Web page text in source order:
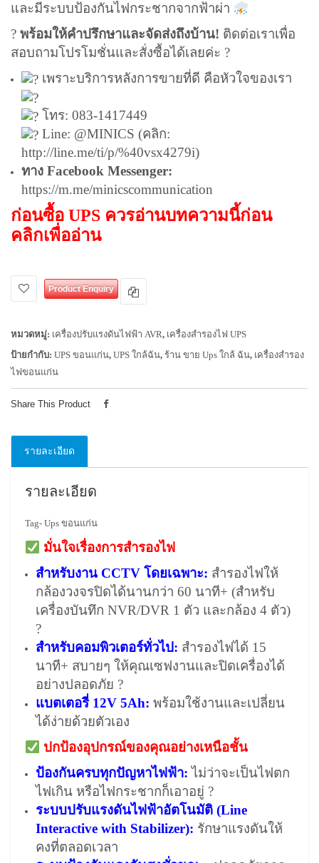
และมีระบบป้องกันไฟกระชากจากฟ้าผ่า
? พร้อมให้คำปรึกษาและจัดส่งถึงบ้าน! ติดต่อเราเพื่อ
สอบถามโปรโมชั่นและสั่งซื้อได้เลยค่ะ ?
เพราะบริการหลังการขายที่ดี คือหัวใจของเรา
โทร: 083-1417449
Line: @MINICS (คลิก:
http://line.me/ti/p/%40vsx4279i)
ทาง Facebook Messenger:
https://m.me/minicscommunication
ก่อนซื้อ UPS ควรอ่านบทความนี้ก่อน
คลิกเพื่ออ่าน
Product Enquiry
หมวดหมู่: เครื่องปรับแรงดันไฟฟ้า AVR, เครื่องสำรองไฟ UPS
ป้ายกำกับ: UPS ขอนแก่น, UPS ใกล้ฉัน, ร้าน ขาย Ups ใกล้ ฉัน, เครื่องสำรอง
ไฟขอนแก่น
Share This Product
รายละเอียด
รายละเอียด
Tag- Ups ขอนแก่น
มั่นใจเรื่องการสำรองไฟ
สำหรับงาน CCTV โดยเฉพาะ: สำรองไฟให้
กล้องวงจรปิดได้นานกว่า 60 นาที+ (สำหรับ
เครื่องบันทึก NVR/DVR 1 ตัว และกล้อง 4 ตัว)
?
สำหรับคอมพิวเตอร์ทั่วไป: สำรองไฟได้ 15
นาที+ สบายๆ ให้คุณเซฟงานและปิดเครื่องได้
อย่างปลอดภัย ?
แบตเตอรี่ 12V 5Ah: พร้อมใช้งานและเปลี่ยน
ได้ง่ายด้วยตัวเอง
ปกป้องอุปกรณ์ของคุณอย่างเหนือชั้น
ป้องกันครบทุกปัญหาไฟฟ้า: ไม่ว่าจะเป็นไฟตก
ไฟเกิน หรือไฟกระชากก็เอาอยู่ ?
ระบบปรับแรงดันไฟฟ้าอัตโนมัติ (Line
Interactive with Stabilizer): รักษาแรงดันให้
คงที่ตลอดเวลา